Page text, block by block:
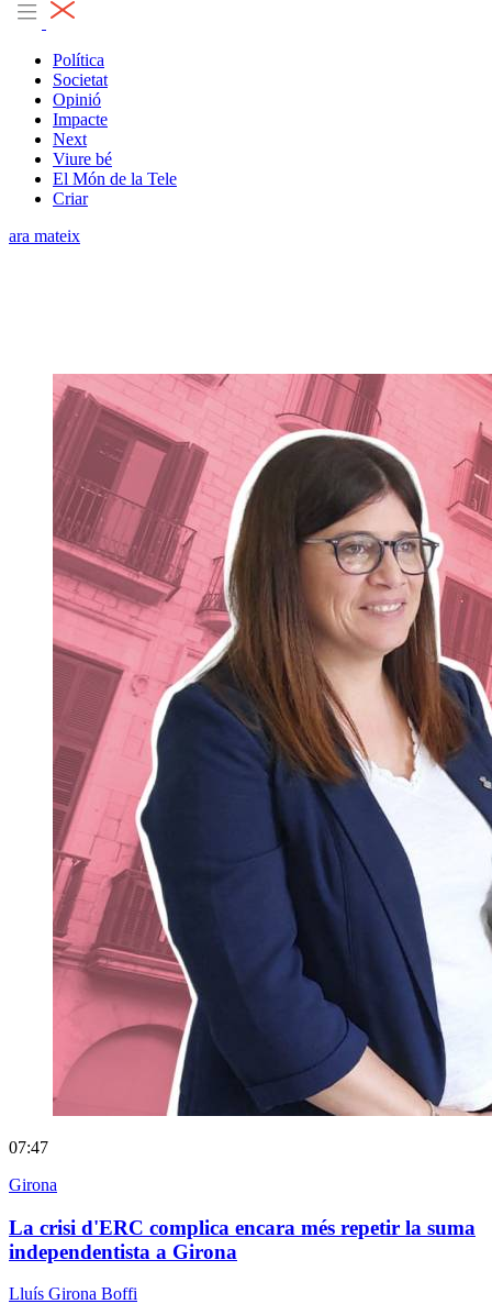
Política
Societat
Opinió
Impacte
Next
Viure bé
El Món de la Tele
Criar
ara mateix
07:47
Girona
La crisi d'ERC complica encara més repetir la suma
independentista a Girona
Lluís Girona Boffi